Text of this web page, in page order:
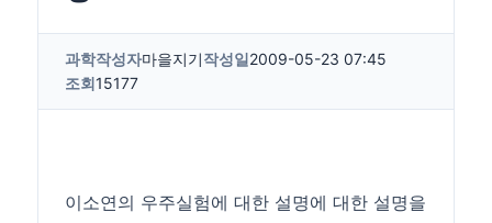
과학작성자마을지기작성일2009-05-23 07:45
조회15177
이소연의 우주실험에 대한 설명에 대한 설명을